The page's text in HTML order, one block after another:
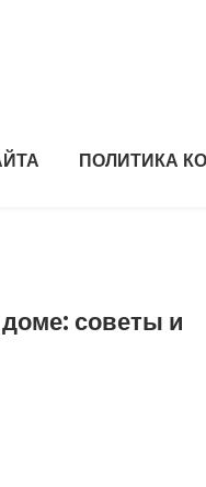
ПОЛИТИКА
советы и